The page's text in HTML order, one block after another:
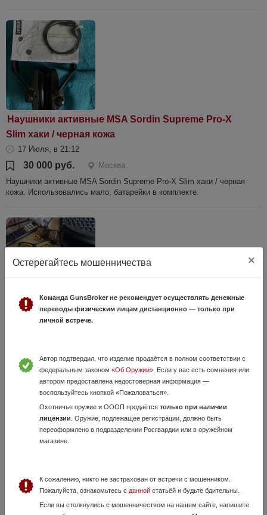
Наушники активные MSA Sordin Supreme Pro-X
Slim хаки / черная кожа
17 Июля, в 21:12
30 000 руб.
Москва
Наушники активные MSA Sordin Supreme Pro-X Slim хаки / черная
кожа. Использовались мало, батарейки в комплекте.
Очки стрелковые
Продаются стрелковые очки.1 Remington сменные линзы желтые,
прозрачные, зеркальные и черная, одна немного покоцана. на фото.
Чехол, резинка. 1800р. 2 Daisy сменные линзы, прозрачная, желтая,
черная и з...
Остерегайтесь мошенничества ×
Команда GunsBroker не рекомендует осуществлять денежные
переводы физическим лицам дистанционно — только при
личной встрече.
Автор подтвердил, что изделие продаётся в полном соответствии с
федеральным законом «Об Оружии». Если у вас есть сомнения или
автором предоставлена недостоверная информация —
воспользуйтесь кнопкой «Пожаловаться».
Охотничье оружие и ОООП продаётся только при наличии
лицензии . Оружие, подлежащее регистрации, должно быть
переоформлено в подразделении Росгвардии или в оружейном
магазине.
К сожалению, никто не застрахован от встречи с мошенником.
Пожалуйста, ознакомьтесь с даннойстатьёй и будьте бдительны.
Если вы столкнулись с мошенничеством на нашем сайте, напишите